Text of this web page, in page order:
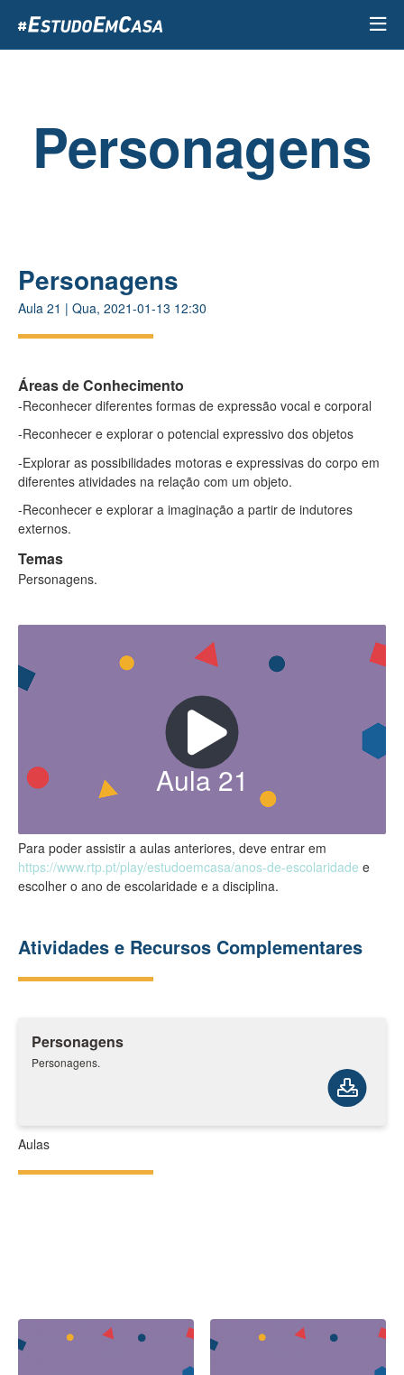
para
o
Personagens
Personagens
Aula 21 | Qua, 2021-01-13 12:30
Áreas de Conhecimento
-Reconhecer diferentes formas de expressão vocal e corporal
-Reconhecer e explorar o potencial expressivo dos objetos
-Explorar as possibilidades motoras e expressivas do corpo em
diferentes atividades na relação com um objeto.
-Reconhecer e explorar a imaginação a partir de indutores
externos.
Temas
Personagens.
Aula21
Para poder assistir a aulas anteriores, deve entrar em
https://www.rtp.pt/play/estudoemcasa/anos-de-escolaridade e
escolher o ano de escolaridade e a disciplina.
Atividades e Recursos Complementares
Personagens
Personagens.
Aulas